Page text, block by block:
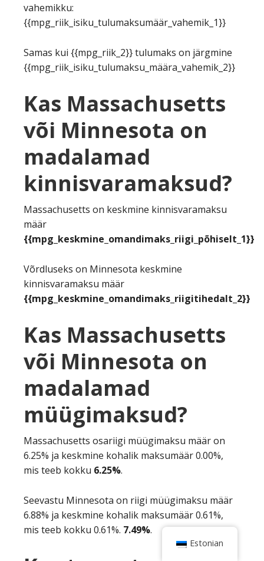
vahemikku:
{{mpg_riik_isiku_tulumaksumäär_vahemik_1}}
Samas kui {{mpg_riik_2}} tulumaks on järgmine
{{mpg_riik_isiku_tulumaksu_määra_vahemik_2}}
Kas Massachusetts
või Minnesota on
madalamad
kinnisvaramaksud?
Massachusetts on keskmine kinnisvaramaksu
määr
{{mpg_keskmine_omandimaks_riigi_põhiselt_1}}
Võrdluseks on Minnesota keskmine
kinnisvaramaksu määr
{{mpg_keskmine_omandimaks_riigitihedalt_2}}
Kas Massachusetts
või Minnesota on
madalamad
müügimaksud?
Massachusetts osariigi müügimaksu määr on
6.25% ja keskmine kohalik maksumäär 0.00%,
mis teeb kokku 6.25%.
Seevastu Minnesota on riigi müügimaksu määr
6.88% ja keskmine kohalik maksumäär 0.61%,
mis teeb kokku 0.61%. 7.49%.
Estonian